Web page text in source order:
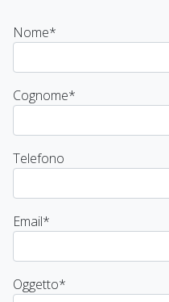
Nome*
Cognome*
Telefono
Email*
Oggetto*